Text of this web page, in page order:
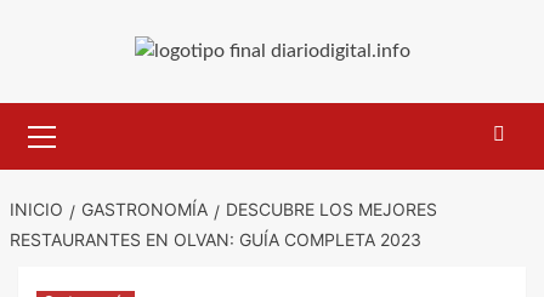
primario
INICIO GASTRONOMÍA
DESCUBRE LOS MEJORES
RESTAURANTES EN OLVAN: GUÍA COMPLETA 2023